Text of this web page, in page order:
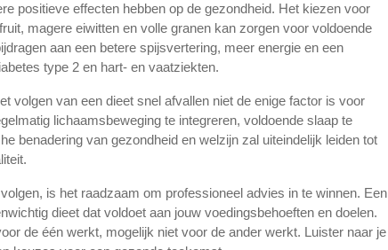
positieve effecten hebben op de gezondheid. Het kiezen voor
magere eiwitten en volle granen kan zorgen voor voldoende
aan een betere spijsvertering, meer energie en een
type 2 en hart- en vaatziekten.
volgen van een dieet snel afvallen niet de enige factor is voor
lichaamsbeweging te integreren, voldoende slaap te
benadering van gezondheid en welzijn zal uiteindelijk leiden tot
is het raadzaam om professioneel advies in te winnen. Een
dieet dat voldoet aan jouw voedingsbehoeften en doelen.
de één werkt, mogelijk niet voor de ander werkt. Luister naar je